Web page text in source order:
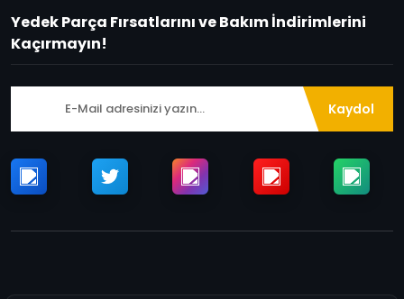
Yedek Parça Fırsatlarını ve Bakım İndirimlerini
Kaçırmayın!
Kaydol